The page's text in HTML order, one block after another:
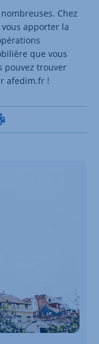
Chez
vous apporter la
que vous
pouvez trouver
afedim.fr !